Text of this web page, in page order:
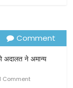
Comment
अदालत ने अमान्य
1 Comment